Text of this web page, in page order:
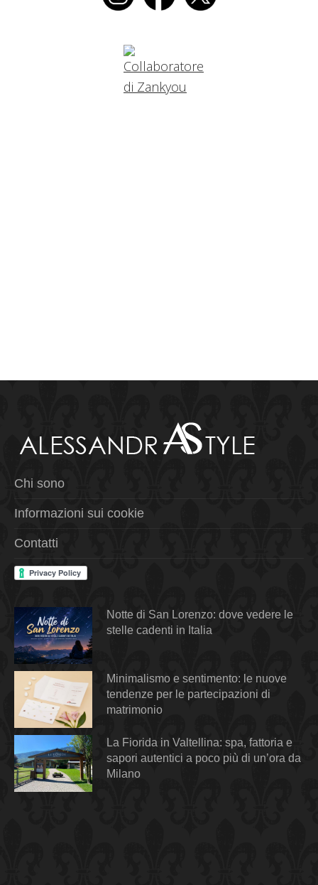
Chi sono
Informazioni sui cookie
Contatti
Notte di San Lorenzo: dove vedere le
stelle cadenti in Italia
Minimalismo e sentimento: le nuove
tendenze per le partecipazioni di
matrimonio
La Fiorida in Valtellina: spa, fattoria e
sapori autentici a poco più di un’ora da
Milano